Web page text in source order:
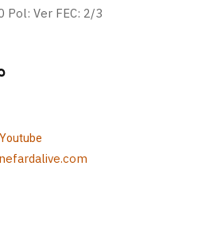
Pol: Ver FEC: 2/3
Youtube